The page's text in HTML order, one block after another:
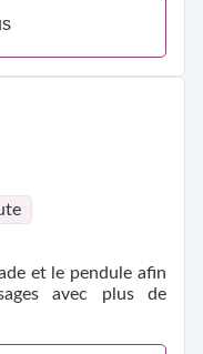
et le pendule afin
avec plus de